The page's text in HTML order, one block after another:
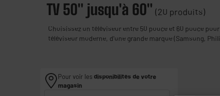
TV 50" jusqu'à 60" (20 produits)
Choisissez un téléviseur entre 50 pouce et 60 pouce
téléviseur moderne, d'une grande marque (Samsung,
Pour voir lesdisponibilités de votre
magasin